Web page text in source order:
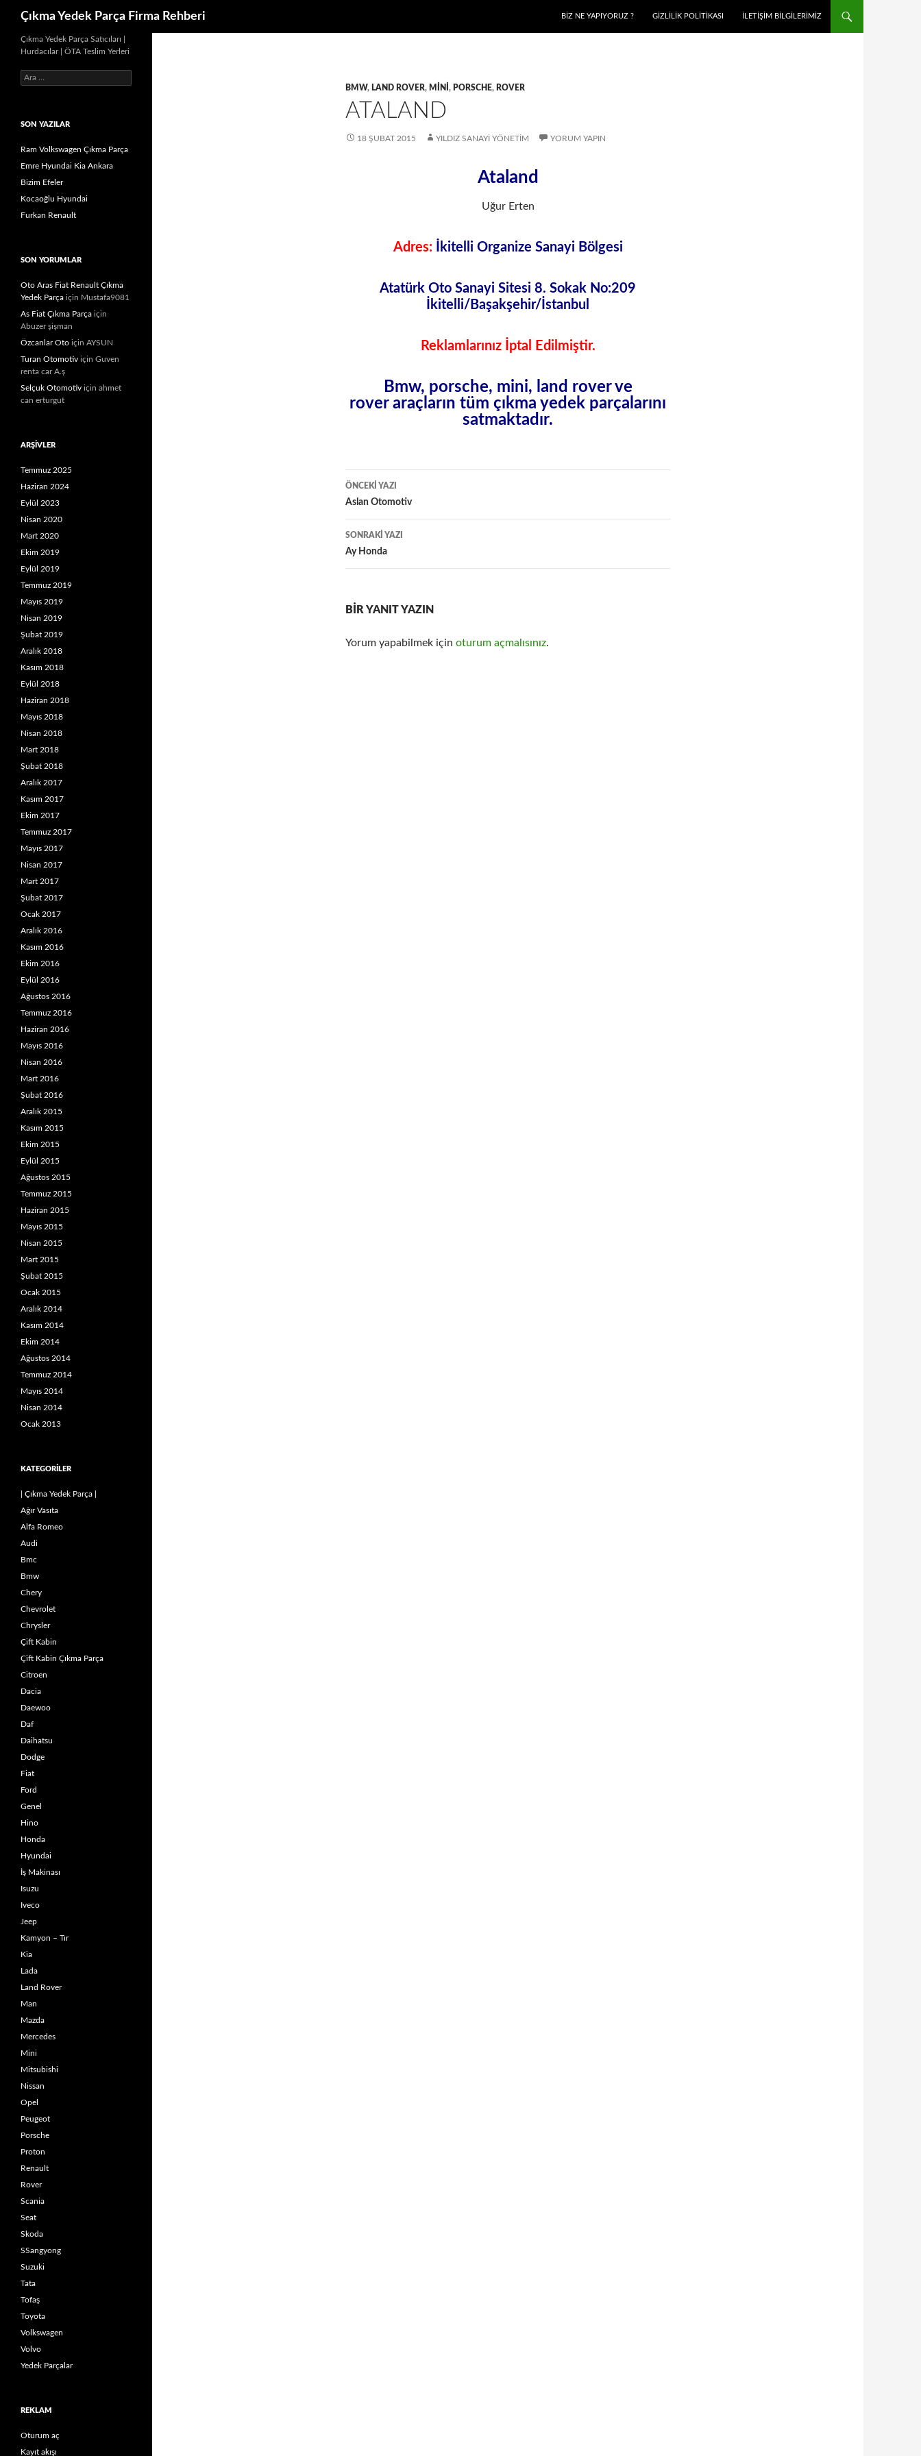
İçeriğe
Çıkma Yedek Parça Firma Rehberi BIZ NE YAPIYORUZ ? GIZLILIK POLITIKASI İLETIŞIM BILGILERIMIZ
BMW, LAND ROVER, MINI , PORSCHE, ROVER
ATALAND
18 ŞUBAT 2015 YILDIZ SANAYI YÖNETIM YORUM YAPIN
Ataland
Uğur Erten
Adres: İkitelli Organize Sanayi Bölgesi
Atatürk Oto Sanayi Sitesi 8. Sokak No:209
İkitelli/Başakşehir/İstanbul
Reklamlarınız İptal Edilmiştir.
Bmw, porsche, mini, land rover ve
rover araçların tüm çıkma yedek parçalarını
satmaktadır.
Yazı
dolaşımı
ÖNCEKI YAZI
Aslan Otomotiv
SONRAKI YAZI
Ay Honda
BIR YANIT YAZIN
Yorum yapabilmek için oturum açmalısınız.
Çıkma Yedek Parça Satıcıları |
Hurdacılar | ÖTA Teslim Yerleri
Arama:
SON YAZILAR
Ram Volkswagen Çıkma Parça
Emre Hyundai Kia Ankara
Bizim Efeler
Kocaoğlu Hyundai
Furkan Renault
SON YORUMLAR
Oto Aras Fiat Renault Çıkma
Yedek Parça için Mustafa9081
As Fiat Çıkma Parça için
Abuzer şişman
Özcanlar Oto için AYSUN
Turan Otomotiv için Guven
renta car A.ș
Selçuk Otomotiv için ahmet
can erturgut
ARŞIVLER
Temmuz 2025
Haziran 2024
Eylül 2023
Nisan 2020
Mart 2020
Ekim 2019
Eylül 2019
Temmuz 2019
Mayıs 2019
Nisan 2019
Şubat 2019
Aralık 2018
Kasım 2018
Eylül 2018
Haziran 2018
Mayıs 2018
Nisan 2018
Mart 2018
Şubat 2018
Aralık 2017
Kasım 2017
Ekim 2017
Temmuz 2017
Mayıs 2017
Nisan 2017
Mart 2017
Şubat 2017
Ocak 2017
Aralık 2016
Kasım 2016
Ekim 2016
Eylül 2016
Ağustos 2016
Temmuz 2016
Haziran 2016
Mayıs 2016
Nisan 2016
Mart 2016
Şubat 2016
Aralık 2015
Kasım 2015
Ekim 2015
Eylül 2015
Ağustos 2015
Temmuz 2015
Haziran 2015
Mayıs 2015
Nisan 2015
Mart 2015
Şubat 2015
Ocak 2015
Aralık 2014
Kasım 2014
Ekim 2014
Ağustos 2014
Temmuz 2014
Mayıs 2014
Nisan 2014
Ocak 2013
KATEGORILER
| Çıkma Yedek Parça |
Ağır Vasıta
Alfa Romeo
Audi
Bmc
Bmw
Chery
Chevrolet
Chrysler
Çift Kabin
Çift Kabin Çıkma Parça
Citroen
Dacia
Daewoo
Daf
Daihatsu
Dodge
Fiat
Ford
Genel
Hino
Honda
Hyundai
İş Makinası
Isuzu
Iveco
Jeep
Kamyon – Tır
Kia
Lada
Land Rover
Man
Mazda
Mercedes
Mini
Mitsubishi
Nissan
Opel
Peugeot
Porsche
Proton
Renault
Rover
Scania
Seat
Skoda
SSangyong
Suzuki
Tata
Tofaş
Toyota
Volkswagen
Volvo
Yedek Parçalar
REKLAM
Oturum aç
Kayıt akışı